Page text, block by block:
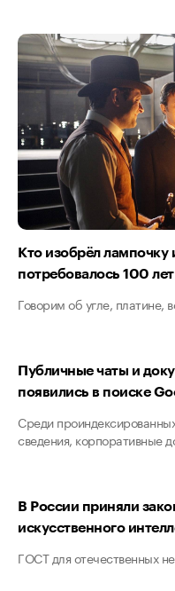
Кто изобрёл лампочку
потребовалось 100 лет
Говорим об угле, платине,
Публичные чаты и
появились в поиске
Среди
сведения, корпоративные
В России приняли
искусственного
ГОСТ для отечественных